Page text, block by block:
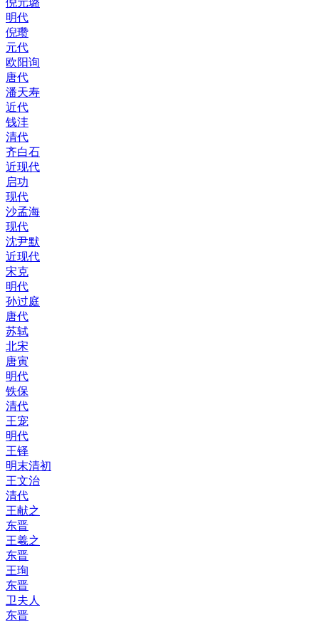
明代
倪瓒
元代
欧阳询
唐代
潘天寿
近代
钱沣
清代
齐白石
近现代
启功
现代
沙孟海
现代
沈尹默
近现代
宋克
明代
孙过庭
唐代
苏轼
北宋
唐寅
明代
铁保
清代
王宠
明代
王铎
明末清初
王文治
清代
王献之
东晋
王羲之
东晋
王珣
东晋
卫夫人
东晋